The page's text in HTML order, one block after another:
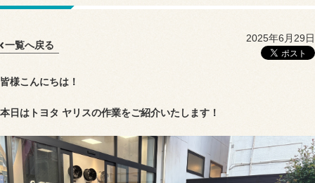
一覧へ戻る
2025年6月29日
皆様こんにちは！
本日はトヨタ ヤリスの作業をご紹介いたします！